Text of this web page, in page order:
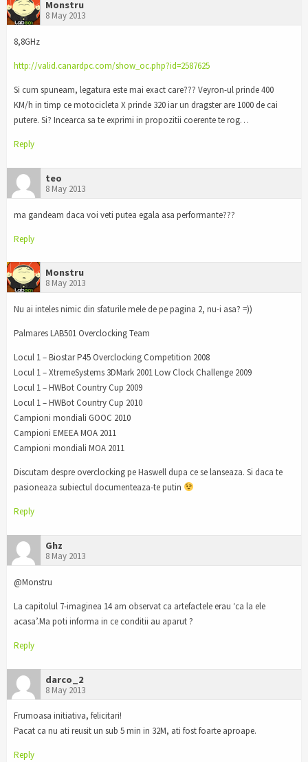
Monstru
8 May 2013
8,8GHz
http://valid.canardpc.com/show_oc.php?id=2587625
Si cum spuneam, legatura este mai exact care??? Veyron-ul prinde 400
KM/h in timp ce motocicleta X prinde 320 iar un dragster are 1000 de cai
putere. Si? Incearca sa te exprimi in propozitii coerente te rog…
Reply
teo
8 May 2013
ma gandeam daca voi veti putea egala asa performante???
Reply
Monstru
8 May 2013
Nu ai inteles nimic din sfaturile mele de pe pagina 2, nu-i asa? =))
Palmares LAB501 Overclocking Team
Locul 1 – Biostar P45 Overclocking Competition 2008
Locul 1 – XtremeSystems 3DMark 2001 Low Clock Challenge 2009
Locul 1 – HWBot Country Cup 2009
Locul 1 – HWBot Country Cup 2010
Campioni mondiali GOOC 2010
Campioni EMEEA MOA 2011
Campioni mondiali MOA 2011
Discutam despre overclocking pe Haswell dupa ce se lanseaza. Si daca te
pasioneaza subiectul documenteaza-te putin
Reply
Ghz
8 May 2013
@Monstru
La capitolul 7-imaginea 14 am observat ca artefactele erau ‘ca la ele
acasa’.Ma poti informa in ce conditii au aparut ?
Reply
darco_2
8 May 2013
Frumoasa initiativa, felicitari!
Pacat ca nu ati reusit un sub 5 min in 32M, ati fost foarte aproape.
Reply